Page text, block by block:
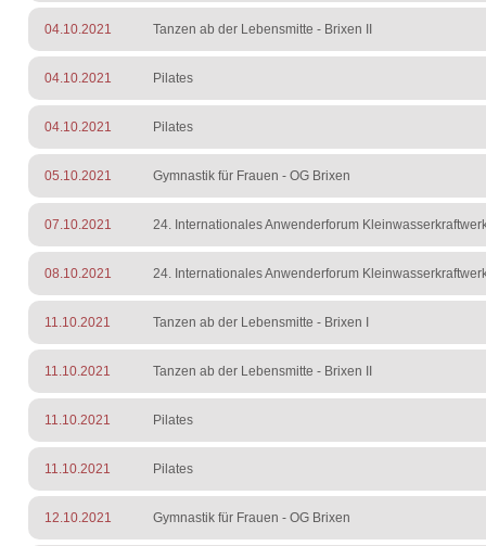
04.10.2021 Tanzen ab der Lebensmitte - Brixen II
04.10.2021 Pilates
04.10.2021 Pilates
05.10.2021 Gymnastik für Frauen - OG Brixen
07.10.2021 24. Internationales Anwenderforum
08.10.2021 24. Internationales Anwenderforum
11.10.2021 Tanzen ab der Lebensmitte - Brixen I
11.10.2021 Tanzen ab der Lebensmitte - Brixen II
11.10.2021 Pilates
11.10.2021 Pilates
12.10.2021 Gymnastik für Frauen - OG Brixen